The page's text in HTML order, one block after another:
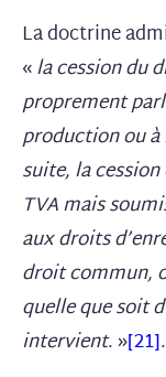
La doctrine
«la cession du
proprement
production ou à
suite, la cession
TVA mais
aux droits
droit commun,
quelle que soit
intervient. »[21].